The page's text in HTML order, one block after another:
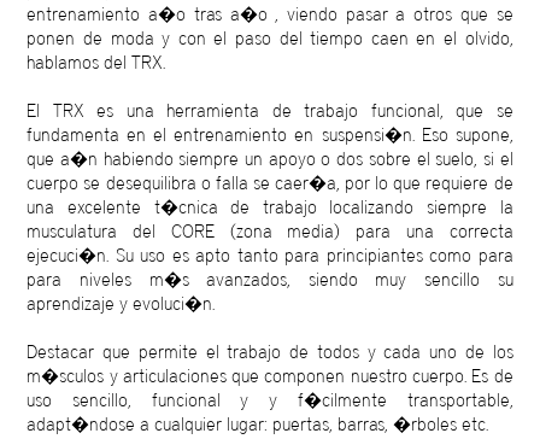
entrenamiento a�o tras a�o , viendo pasar a otros que se
ponen de moda y con el paso del tiempo caen en el olvido,
hablamos del TRX.
El TRX es una herramienta de trabajo funcional, que se
fundamenta en el entrenamiento en suspensi�n. Eso supone,
que a�n habiendo siempre un apoyo o dos sobre el suelo, si el
cuerpo se desequilibra o falla se caer�a, por lo que requiere de
una excelente t�cnica de trabajo localizando siempre la
musculatura del CORE (zona media) para una correcta
ejecuci�n. Su uso es apto tanto para principiantes como para
para niveles m�s avanzados, siendo muy sencillo su
aprendizaje y evoluci�n.
Destacar que permite el trabajo de todos y cada uno de los
m�sculos y articulaciones que componen nuestro cuerpo. Es de
uso sencillo, funcional y y f�cilmente transportable,
adapt�ndose a cualquier lugar: puertas, barras, �rboles etc.